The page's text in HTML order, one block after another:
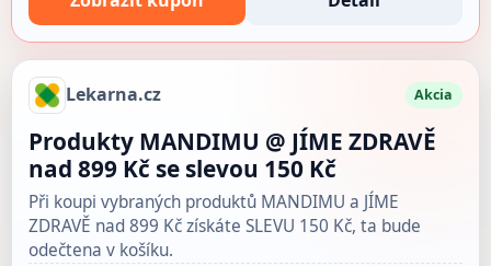
Lekarna.cz Akcia
Produkty MANDIMU @ JÍME ZDRAVĚ
nad 899 Kč se slevou 150 Kč
Při koupi vybraných produktů MANDIMU a JÍME
ZDRAVĚ nad 899 Kč získáte SLEVU 150 Kč, ta bude
odečtena v košíku.